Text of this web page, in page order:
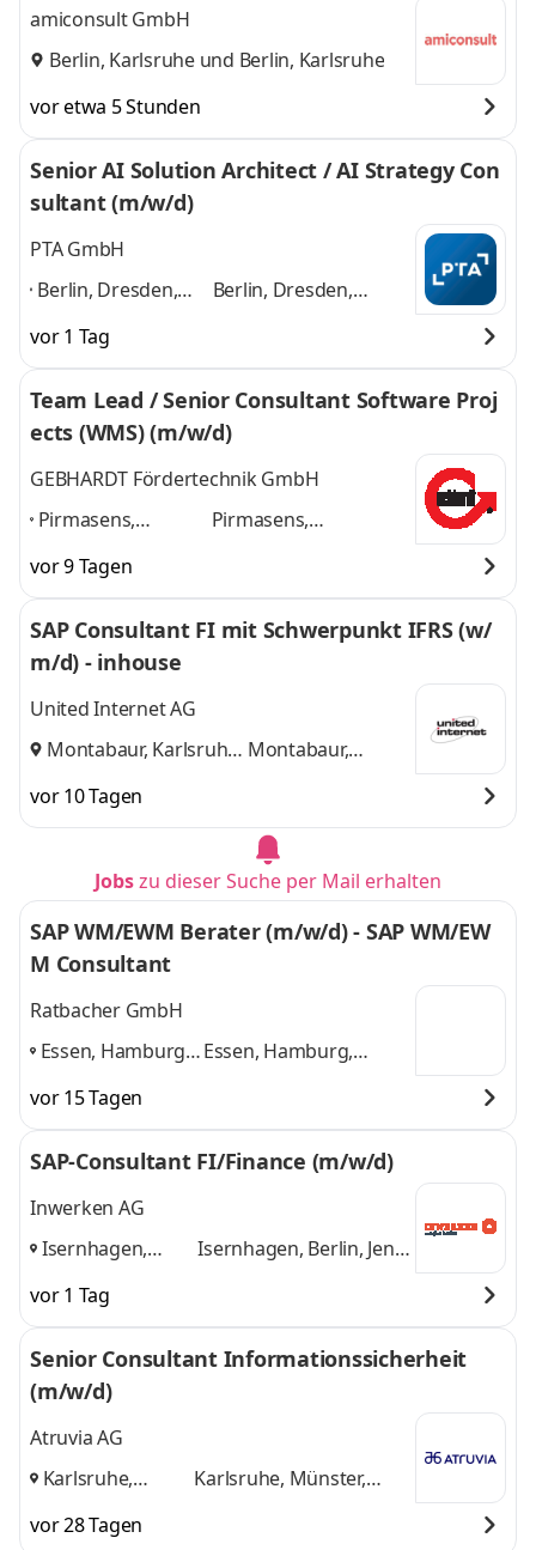
amiconsult GmbH
Berlin, Karlsruheund Berlin, Karlsruhe
vor etwa 5 Stunden
Senior AI Solution Architect / AI Strategy Con
sultant (m/w/d)
PTA GmbH
Berlin, Dresden,
Frankfurt,
Hamburg,
Karlsruhe, Kassel,
Köln, Mannheim,
Berlin, Dresden,
Kassel, Köln,
Mannheim, München,
u.a.
vor 1 Tag
Team Lead / Senior Consultant Software Proj
ects (WMS) (m/w/d)
GEBHARDT Fördertechnik GmbH
Pirmasens,
Sinsheim, Weiden
in der Oberpfalz,
Langenau,
Karlsruhe-Durlach
Pirmasens,
Oberpfalz, Langenau,
Karlsruhe-Durlach
vor 9 Tagen
SAP Consultant FI mit Schwerpunkt IFRS (w/
m/d) - inhouse
United Internet AG
Montabaur, Karlsruhe Montabaur,
vor 10 Tagen
Jobszu dieser Suche per Mail erhalten
SAP WM/EWM Berater (m/w/d) - SAP WM/EW
M Consultant
Ratbacher GmbH
Essen, Hamburg,
Münster,
Würzburg,
Essen, Hamburg,
weitere
vor 15 Tagen
SAP-Consultant FI/Finance (m/w/d)
Inwerken AG
Isernhagen,
Renningen
Isernhagen, Berlin, Jena,
vor 1 Tag
Senior Consultant Informationssicherheit
(m/w/d)
Atruvia AG
Karlsruhe,
Aschheim,
Karlsruhe, Münster,
vor 28 Tagen